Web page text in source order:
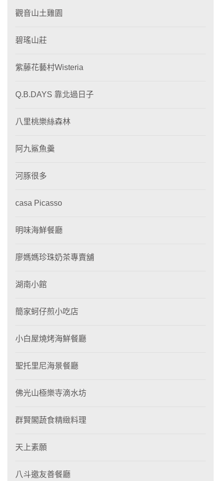
觀音山土雞園
碧瑤山莊
紫藤花藝村Wisteria
Q.B.DAYS 靠北過日子
八里桃樂絲森林
阿九鯊魚羹
河豚很多
casa Picasso
明味海鮮餐廳
廖媽媽珍珠奶茶專賣舖
湖南小館
簡家蚵仔煎小吃店
小白屋燒烤海鮮餐廳
聖托里尼海景餐廳
佛光山極樂寺滴水坊
群賢閣蔬食精緻料理
天上素願
八斗邀友善餐廳